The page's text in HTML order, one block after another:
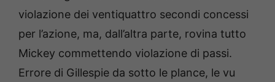
violazione dei ventiquattro secondi concessi
per l’azione, ma, dall’altra parte, rovina tutto
Mickey commettendo violazione di passi.
Errore di Gillespie da sotto le plance, le vu